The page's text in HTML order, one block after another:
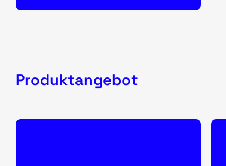
Produktangebot